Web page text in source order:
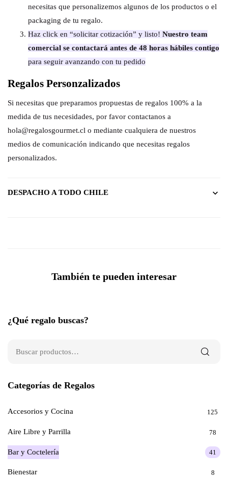
necesitas que personalizemos algunos de los productos o el
packaging de tu regalo.
Haz click en “solicitar cotización” y listo! Nuestro team
comercial se contactará antes de 48 horas hábiles contigo
para seguir avanzando con tu pedido
Regalos Personzalizados
Si necesitas que preparamos propuestas de regalos 100% a la
medida de tus necesidades, por favor contactanos a
hola@regalosgourmet.cl o mediante cualquiera de nuestros
medios de comunicación indicando que necesitas regalos
personalizados.
DESPACHO A TODO CHILE
También te pueden interesar
¿Qué regalo buscas?
Categorías de Regalos
Accesorios y Cocina 125
Aire Libre y Parrilla 78
Bar y Coctelería 41
Bienestar 8